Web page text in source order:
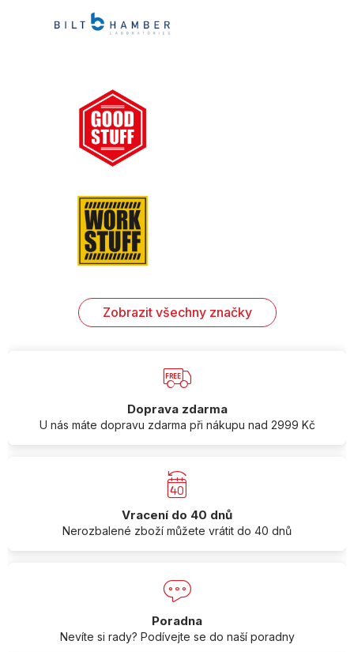
Zobrazit všechny značky
Doprava zdarma
U nás máte dopravu zdarma při nákupu nad 2999 Kč
Vracení do 40 dnů
Nerozbalené zboží můžete vrátit do 40 dnů
Poradna
Nevíte si rady? Podívejte se do naší poradny